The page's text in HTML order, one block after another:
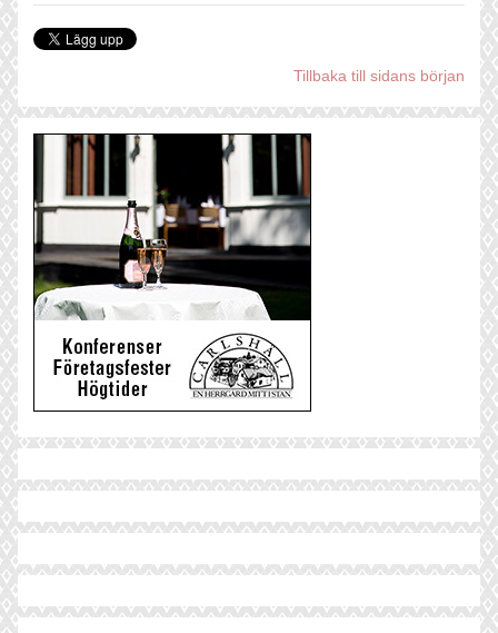
Tillbaka till sidans början